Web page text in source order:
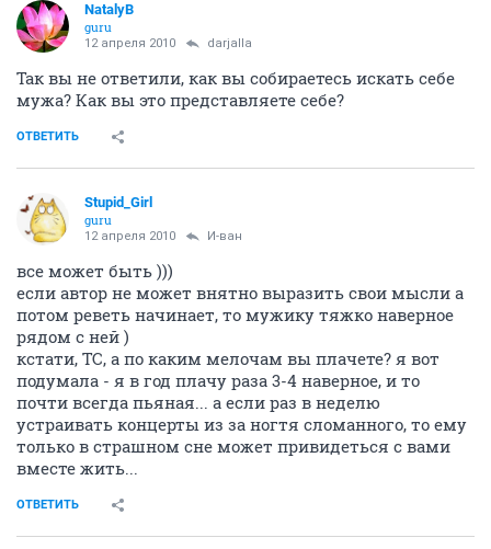
NatalyB
guru
12 апреля 2010 darjalla
Так вы не ответили, как вы собираетесь искать себе
мужа? Как вы это представляете себе?
ОТВЕТИТЬ
Stupid_Girl
guru
12 апреля 2010 И-ван
все может быть )))
если автор не может внятно выразить свои мысли а
потом реветь начинает, то мужику тяжко наверное
рядом с ней )
кстати, ТС, а по каким мелочам вы плачете? я вот
подумала - я в год плачу раза 3-4 наверное, и то
почти всегда пьяная... а если раз в неделю
устраивать концерты из за ногтя сломанного, то ему
только в страшном сне может привидеться с вами
вместе жить...
ОТВЕТИТЬ